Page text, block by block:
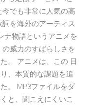
でも非常に人気の高
を海外のアーティス
ナ物語というアニメを
威力のすばらしさを
。 アニメは、この 日
、本質的な課題を追
。 MP3ファイルをダ
と、聞こえにくいこ